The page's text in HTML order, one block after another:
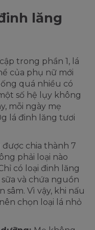
lăng
trong phần 1, lá
của phụ nữ mới
quá nhiều có
số hệ lụy không
mỗi ngày mẹ
lá đinh lăng tươi
được chia thành 7
phải loại nào
có loại đinh lăng
và chứa nguồn
Vì vậy, khi nấu
chọn loại lá nhỏ